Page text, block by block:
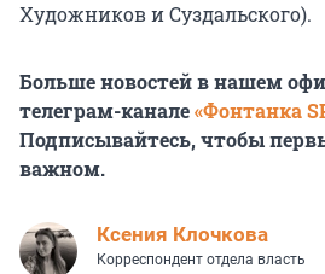
Художников и Суздальского).
Больше новостей в нашем
телеграм-канале«Фонтанка
Подписывайтесь, чтобы
важном.
Ксения Клочкова
Корреспондент отдела власть